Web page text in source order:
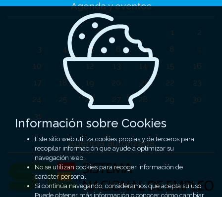
Agenda y eventos
1
2
3
4 5 6 7 8
10
11 12 13 14 15
16
17
18 19 20 21 22
23
24
25 26 27 28 29
30
31
Agencia autorizada
Información sobre Cookies
Este sitio web utiliza cookies propias y de terceros para
recopilar información que ayude a optimizar su
navegación web.
No se utilizan cookies para recoger información de
carácter personal.
Si continúa navegando, consideramos que acepta su uso.
Puede obtener más información o conocer cómo cambiar